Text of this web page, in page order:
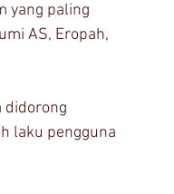
yang paling
AS, Eropah,
didorong
laku pengguna